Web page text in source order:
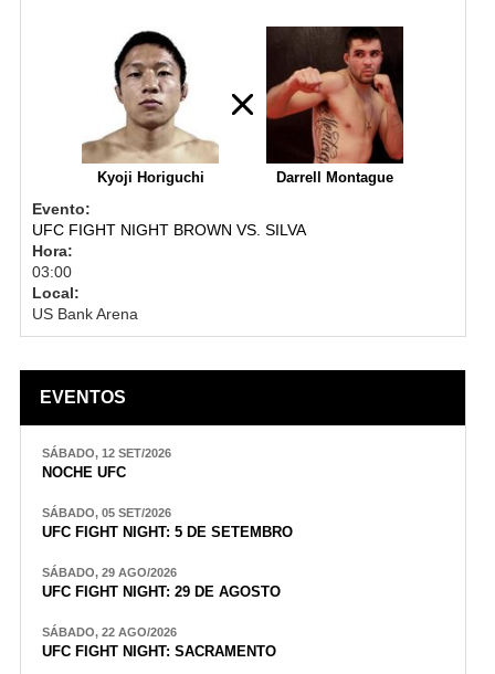
Kyoji Horiguchi Darrell Montague
Evento:
UFC FIGHT NIGHT BROWN VS. SILVA
Hora:
03:00
Local:
US Bank Arena
EVENTOS
SÁBADO, 12 SET/2026
NOCHE UFC
SÁBADO, 05 SET/2026
UFC FIGHT NIGHT: 5 DE SETEMBRO
SÁBADO, 29 AGO/2026
UFC FIGHT NIGHT: 29 DE AGOSTO
SÁBADO, 22 AGO/2026
UFC FIGHT NIGHT: SACRAMENTO